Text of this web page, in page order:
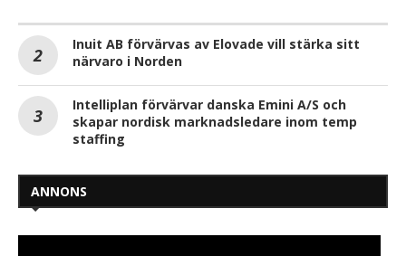
Inuit AB förvärvas av Elovade vill stärka sitt
närvaro i Norden
Intelliplan förvärvar danska Emini A/S och
skapar nordisk marknadsledare inom temp
staffing
ANNONS